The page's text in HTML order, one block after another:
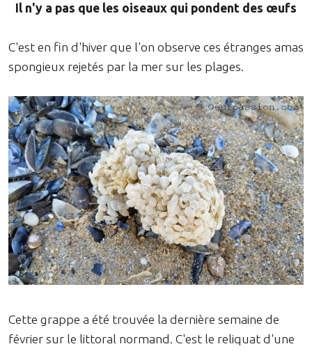
Il n'y a pas que les oiseaux qui pondent des œufs
C'est en fin d'hiver que l'on observe ces étranges amas
spongieux rejetés par la mer sur les plages.
Cette grappe a été trouvée la dernière semaine de
février sur le littoral normand. C'est le reliquat d'une